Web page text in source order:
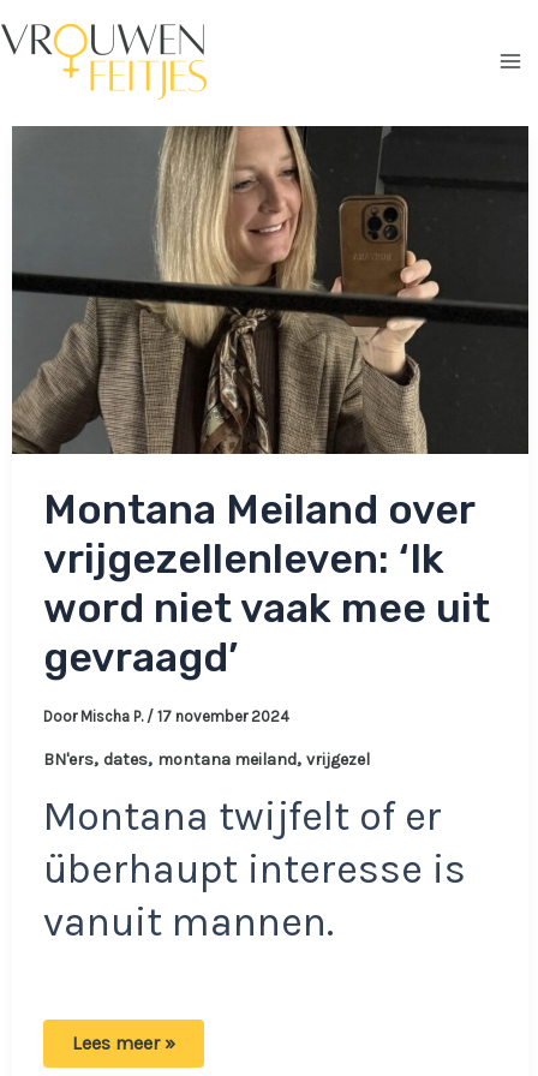
naar
Montana Meiland over
vrijgezellenleven: ‘Ik
word niet vaak mee uit
gevraagd’
Door Mischa P. / 17 november 2024
BN'ers, dates, montana meiland, vrijgezel
Montana twijfelt of er
überhaupt interesse is
vanuit mannen.
Montana
Lees meer »